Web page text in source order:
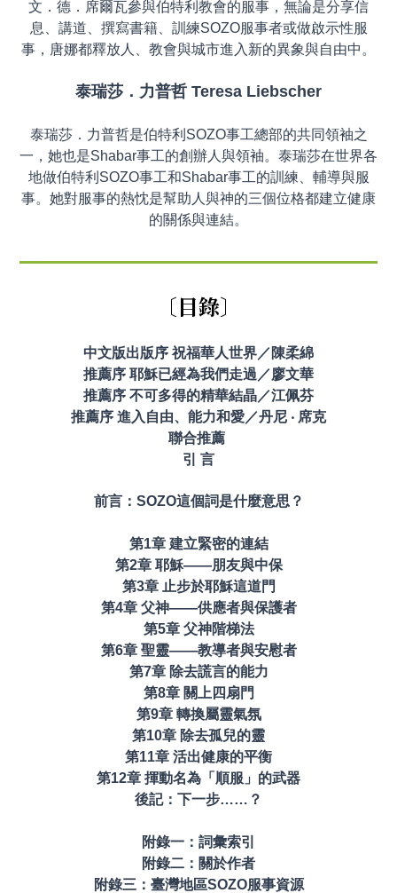
文 ．德．席爾瓦參與伯特利教會的服事，無論是分享信
息、講道、撰寫書籍、訓練SOZO服事者或做啟示性服
事，唐娜都釋放人、教會與城市進入新的異象與自由中。
泰瑞莎．力普哲 Teresa Liebscher
泰瑞莎．力普哲是伯特利SOZO事工總部的共同領袖之
一，她也是Shabar事工的創辦人與領袖。泰瑞莎在世界各
地做伯特利SOZO事工和Shabar事工的訓練、輔導與服
事。她對服事的熱忱是幫助人與神的三個位格都建立健康
的關係與連結。
〔目錄〕
中文版出版序 祝福華人世界／陳柔綿
推薦序 耶穌已經為我們走過／廖文華
推薦序 不可多得的精華結晶／江佩芬
推薦序 進入自由、能力和愛／丹尼 ‧ 席克
聯合推薦
引 言
前言：SOZO這個詞是什麼意思？
第1章 建立緊密的連結
第2章 耶穌——朋友與中保
第3章 止步於耶穌這道門
第4章 父神——供應者與保護者
第5章 父神階梯法
第6章 聖靈——教導者與安慰者
第7章 除去謊言的能力
第8章 關上四扇門
第9章 轉換屬靈氣氛
第10章 除去孤兒的靈
第11章 活出健康的平衡
第12章 揮動名為「順服」的武器
後記：下一步……？
附錄一：詞彙索引
附錄二：關於作者
附錄三：臺灣地區SOZO服事資源